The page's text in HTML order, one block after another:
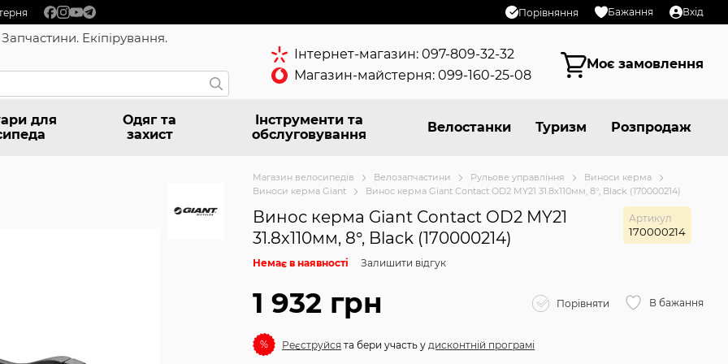
Порівняння Бажання Вхід
Екіпірування.
Інтернет-магазин: 097-809-32-32
Магазин-майстерня: 099-160-25-08
Моє замовлення
для
Одяг та
захист
Інструменти та
обслуговування
Велостанки Туризм Розпродаж
Магазин велосипедів Велозапчастини Рульове управління
Виноси керма
Виноси керма Giant
Винос керма Giant Contact OD2 MY21 31.8х110мм, 8°, Black (170000214)
Винос керма Giant Contact OD2 MY21
31.8х110мм, 8°, Black (170000214)
Артикул
170000214
Немає в наявності Залишити відгук
1 932 грн Порівняти В бажання
% Реєструйся та бери участь у дисконтній програмі